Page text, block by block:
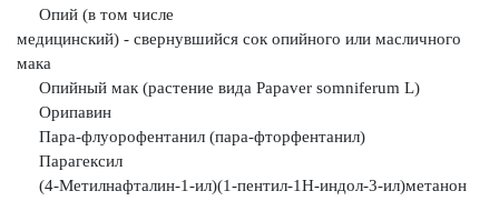
Опий (в том числе
медицинский) - свернувшийся сок опийного или масличного
мака
Опийный мак (растение вида Papaver somniferum L)
Орипавин
Пара-флуорофентанил (пара-фторфентанил)
Парагексил
(4-Метилнафталин-1-ил)(1-пентил-1H-индол-3-ил)метанон